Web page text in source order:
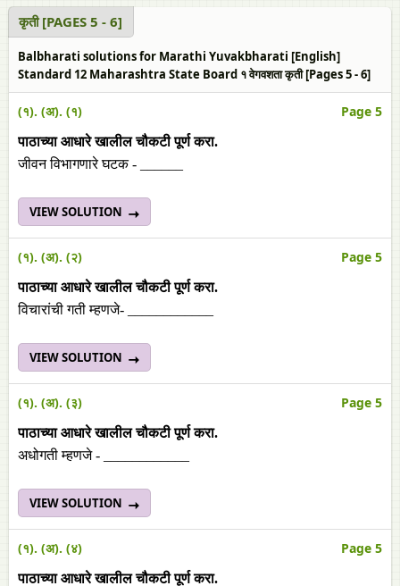
कृती [PAGES 5 - 6]
Balbharati solutions for Marathi Yuvakbharati [English]
Standard 12 Maharashtra State Board १ वेगवशता कृती [Pages 5 - 6]
(१). (अ). (१) Page 5
पाठाच्या आधारे खालील चौकटी पूर्ण करा.
जीवन विभागणारे घटक - ______
VIEW SOLUTION
(१). (अ). (२) Page 5
पाठाच्या आधारे खालील चौकटी पूर्ण करा.
विचारांची गती म्हणजे- ____________
VIEW SOLUTION
(१). (अ). (३) Page 5
पाठाच्या आधारे खालील चौकटी पूर्ण करा.
अधोगती म्हणजे - ____________
VIEW SOLUTION
(१). (अ). (४) Page 5
पाठाच्या आधारे खालील चौकटी पूर्ण करा.